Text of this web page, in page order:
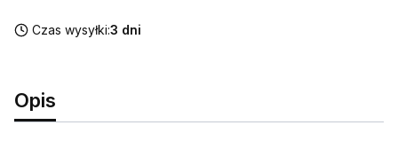
Czas wysyłki:3 dni
Opis